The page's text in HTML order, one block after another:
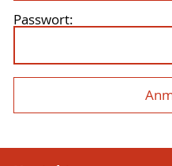
Passwort: